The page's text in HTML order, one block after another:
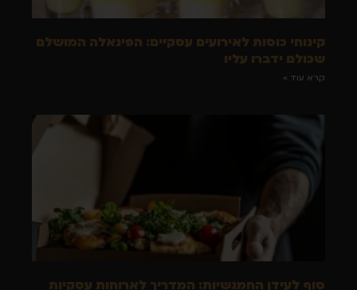
קינוחי כוסות לאירועים עסקיים: הפינאלה המושלם
שכולם ידברו עליו
קרא עוד »
סוף לעידן החמגשיות: המדריך לארוחות עסקיות